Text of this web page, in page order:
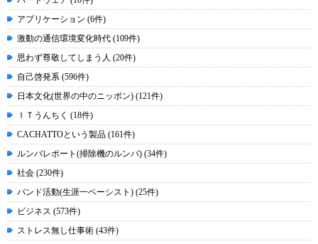
アプリケーション (6件)
激動の通信環境変化時代 (109件)
思わず尊敬してしまう人 (20件)
自己啓発系 (596件)
日本文化(世界の中のニッポン) (121件)
ＩＴうんちく (18件)
CACHATTOという製品 (161件)
ルンバレポート(掃除機のルンバ) (34件)
社会 (230件)
バンド活動(生涯一ベーシスト) (25件)
ビジネス (573件)
ストレス無し仕事術 (43件)